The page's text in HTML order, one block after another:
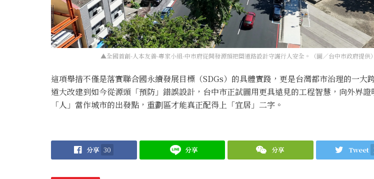
▲全國首創-人本友善-專家小組-中市府從開發源頭把關道路設計守護行人安全。（圖／台中市政府提供）
這項舉措不僅是落實聯合國永續發展目標（SDGs）的具體實踐，更是台灣都市治理的一大
道大改建到如今從源頭「預防」錯誤設計，台中市正試圖用更具遠見的工程智慧，向外界證
「人」當作城市的出發點，重劃區才能真正配得上「宜居」二字。
分享 30 分享 分享 Tweet